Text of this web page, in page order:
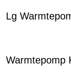
Lg
Warmtepomp